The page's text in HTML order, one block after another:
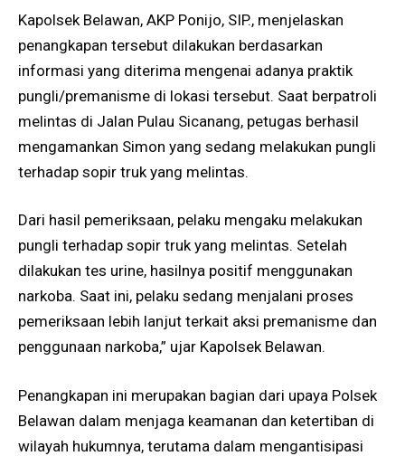
Kapolsek Belawan, AKP Ponijo, SIP., menjelaskan
penangkapan tersebut dilakukan berdasarkan
informasi yang diterima mengenai adanya praktik
pungli/premanisme di lokasi tersebut. Saat berpatroli
melintas di Jalan Pulau Sicanang, petugas berhasil
mengamankan Simon yang sedang melakukan pungli
terhadap sopir truk yang melintas.
Dari hasil pemeriksaan, pelaku mengaku melakukan
pungli terhadap sopir truk yang melintas. Setelah
dilakukan tes urine, hasilnya positif menggunakan
narkoba. Saat ini, pelaku sedang menjalani proses
pemeriksaan lebih lanjut terkait aksi premanisme dan
penggunaan narkoba,” ujar Kapolsek Belawan.
Penangkapan ini merupakan bagian dari upaya Polsek
Belawan dalam menjaga keamanan dan ketertiban di
wilayah hukumnya, terutama dalam mengantisipasi